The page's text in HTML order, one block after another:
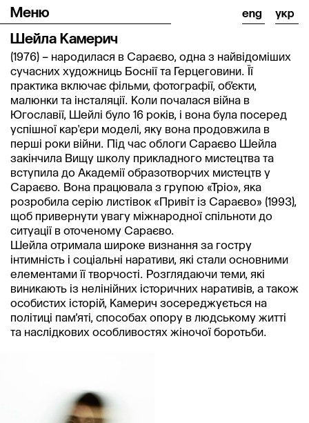
Меню eng укр
Шейла Камерич
(1976) – народилася в Сараєво, одна з найвідоміших
сучасних художниць Боснії та Герцеговини. Її
практика включає фільми, фотографії, об’єкти,
малюнки та інсталяції. Коли почалася війна в
Югославії, Шейлі було 16 років, і вона була посеред
успішної кар'єри моделі, яку вона продовжила в
перші роки війни. Під час облоги Сараєво Шейла
закінчила Вищу школу прикладного мистецтва та
вступила до Академії образотворчих мистецтв у
Сараєво. Вона працювала з групою «Тріо», яка
розробила серію листівок «Привіт із Сараєво» (1993),
щоб привернути увагу міжнародної спільноти до
ситуації в оточеному Сараєво.
Шейла отримала широке визнання за гостру
інтимність і соціальні наративи, які стали основними
елементами її творчості. Розглядаючи теми, які
виникають із нелінійних історичних наративів, а також
особистих історій, Камерич зосереджується на
політиці пам’яті, способах опору в людському житті